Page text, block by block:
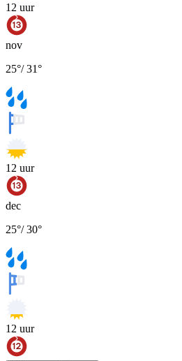
12 uur
nov
25°/31°
12 uur
dec
25°/30°
12 uur